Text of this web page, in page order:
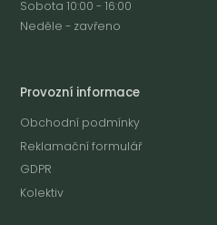
Sobota 10:00 - 16:00
Neděle - zavřeno
Provozní informace
Obchodní podmínky
Reklamační formulář
GDPR
Kolektiv